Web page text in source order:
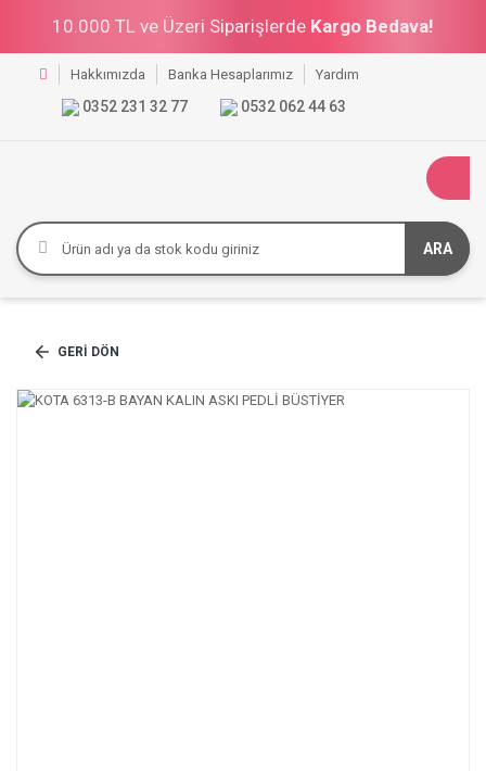
10.000 TL ve Üzeri Siparişlerde Kargo Bedava!
Hakkımızda Banka Hesaplarımız Yardım
0352 231 32 77 0532 062 44 63
ARA
GERI DÖN